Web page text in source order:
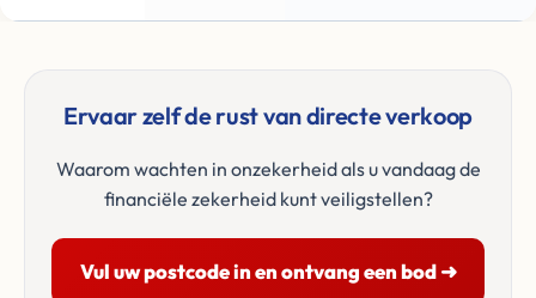
Ervaar zelf de rust van directe verkoop
Waarom wachten in onzekerheid als u vandaag de
financiële zekerheid kunt veiligstellen?
Vul uw postcode in en ontvang een bod ➜